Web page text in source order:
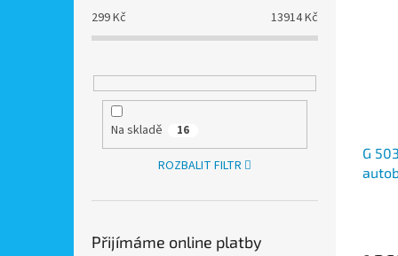
299Kč 13914Kč
Na skladě 16
ROZBALIT FILTR
Přijímáme online platby
G